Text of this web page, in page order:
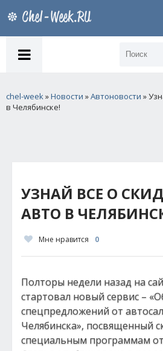
chel-week»Новости »Автоновости »
в Челябинске!
УЗНАЙ ВСЕ О
АВТО В
Мне нравится 0
Полторы недели назад на
стартовал новый сервис –
спецпредложений от
Челябинска», посвященный
специальным программам